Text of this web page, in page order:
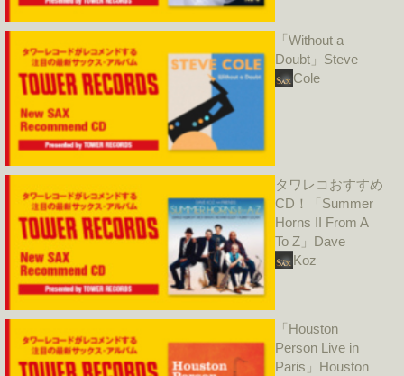
「Without a
Doubt」Steve
Cole
タワレコおすすめ
CD！「Summer
Horns II From A
To Z」Dave
Koz
「Houston
Person Live in
Paris」Houston